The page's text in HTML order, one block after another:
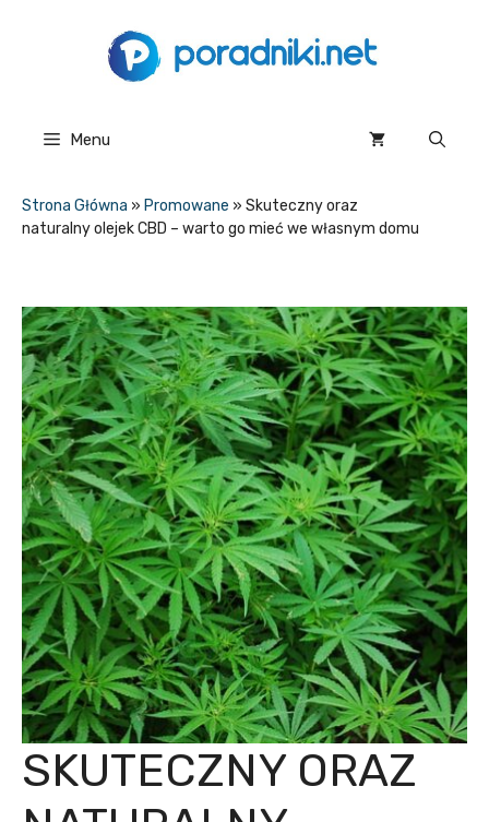
Menu
Strona Główna » Promowane » Skuteczny oraz
naturalny olejek CBD – warto go mieć we własnym domu
SKUTECZNY ORAZ